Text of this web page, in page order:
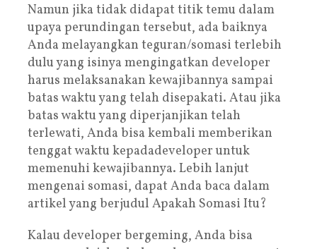
Namun jika tidak didapat titik temu dalam
upaya perundingan tersebut, ada baiknya
Anda melayangkan teguran/somasi terlebih
dulu yang isinya mengingatkan developer
harus melaksanakan kewajibannya sampai
batas waktu yang telah disepakati. Atau jika
batas waktu yang diperjanjikan telah
terlewati, Anda bisa kembali memberikan
tenggat waktu kepadadeveloper untuk
memenuhi kewajibannya. Lebih lanjut
mengenai somasi, dapat Anda baca dalam
artikel yang berjudul Apakah Somasi Itu?
Kalau developer bergeming, Anda bisa